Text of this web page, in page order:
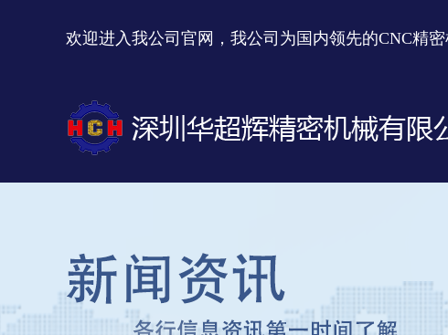
欢迎进入我公司官网，我公司为国内领先的CNC精密